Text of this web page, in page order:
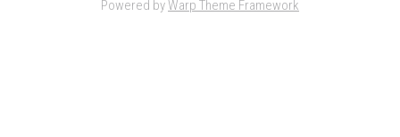
Powered byWarp Theme Framework